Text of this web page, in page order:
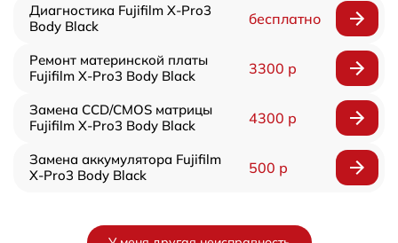
Диагностика Fujifilm X-Pro3
Body Black
бесплатно
Ремонт материнской платы
Fujifilm X-Pro3 Body Black
3300 р
Замена CCD/CMOS матрицы
Fujifilm X-Pro3 Body Black
4300 р
Замена аккумулятора Fujifilm
X-Pro3 Body Black
500 р